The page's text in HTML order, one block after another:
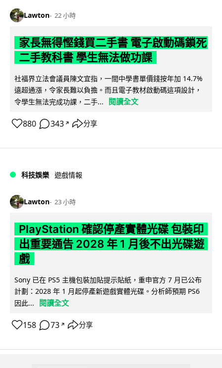
Lawton 22 小時
家長無得慳錢買二手書 電子啟動碼鎖死
二手教科書 學生無法做功課
社福界立法會議員陳文宜指，一間中學書單價錢按年加 14.7%
遠超通漲，令家長難以負擔。而且電子教材啟動碼這項設計，
令學生無法完成功課，二手...
閱讀全文
880 343 ↗ 分享
科技娛樂 遊戲情報
Lawton 23 小時
PlayStation 確認停產實體光碟 包裝印
出重要通告 2028 年 1 月後不出光碟遊
戲
Sony 已在 PS5 主機包裝加貼提示貼紙，重申官方 7 月已公布
計劃：2028 年 1 月起停產新遊戲實體光碟。分析師預期 PS6
因此...
閱讀全文
158 73 ↗ 分享